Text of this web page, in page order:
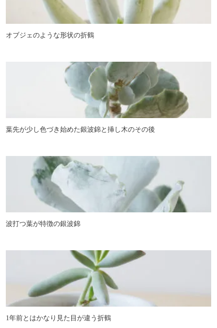
オブジェのような形状の折鶴
葉先が少し色づき始めた銀波錦と挿し木のその後
波打つ葉が特徴の銀波錦
1年前とはかなり見た目が違う折鶴